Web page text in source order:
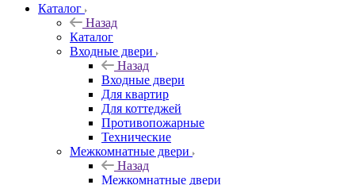
Каталог
Назад
Каталог
Входные двери
Назад
Входные двери
Для квартир
Для коттеджей
Противопожарные
Технические
Межкомнатные двери
Назад
Межкомнатные двери